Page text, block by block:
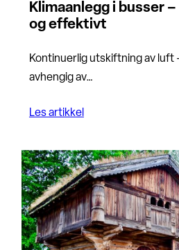
Klimaanlegg i busser
og effektivt
Kontinuerlig utskiftning av
avhengig av…
Les artikkel